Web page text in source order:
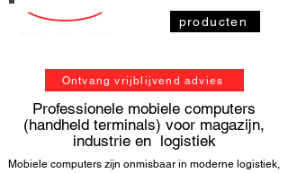
producten
Ontvang vrijblijvend advies
Professionele mobiele computers
(handheld terminals) voor magazijn,
industrie en logistiek
Mobiele computers zijn onmisbaar in moderne logistiek,